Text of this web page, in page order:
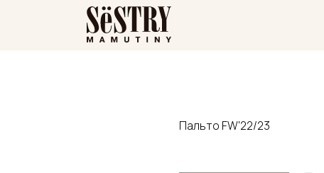
Пальто FW'22/23